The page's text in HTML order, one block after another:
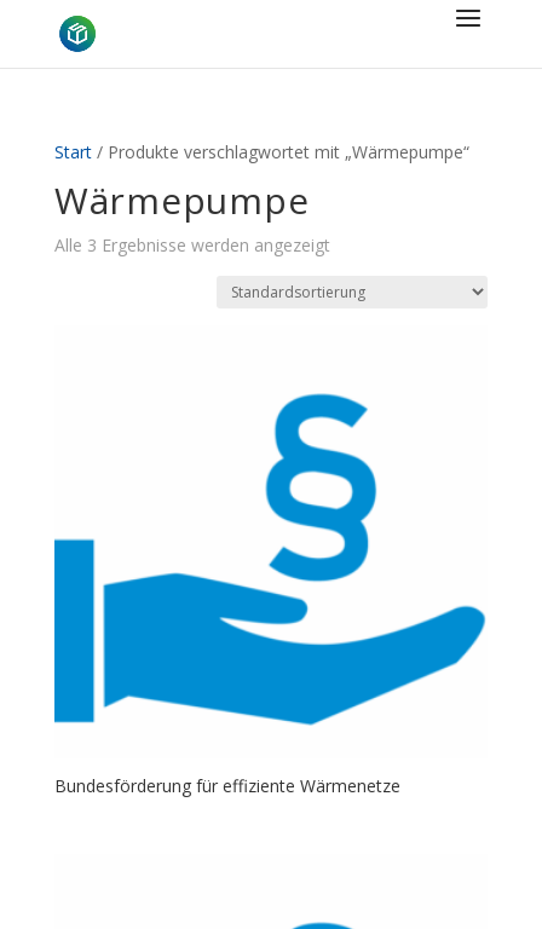
Start/ Produkte verschlagwortet mit „Wärmepumpe“
Wärmepumpe
Alle 3 Ergebnisse werden angezeigt
Bundesförderung für effiziente Wärmenetze